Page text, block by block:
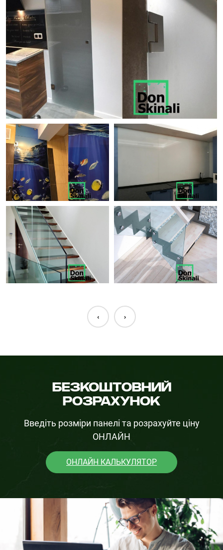
‹ ›
Безкоштовний
розрахунок
Введіть розміри панелі та розрахуйте ціну
ОНЛАЙН
ОНЛАЙН КАЛЬКУЛЯТОР